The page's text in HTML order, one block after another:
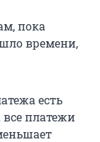
пока
времени,
есть
платежи